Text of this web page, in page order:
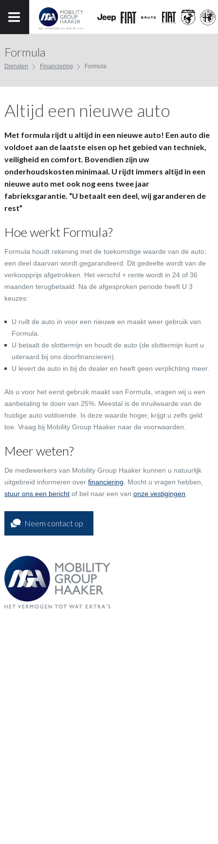
Formula
Diensten Financiering Formula
Altijd een nieuwe auto
Met formula rijdt u altijd in een nieuwe auto! Een auto die
voldoet aan de laatste eisen op het gebied van techniek,
veiligheid en comfort. Bovendien zijn uw
onderhoudskosten minimaal. U rijdt immers altijd in een
nieuwe auto met ook nog eens twee jaar
fabrieksgarantie. “U betaalt een deel, wij garanderen de
rest”
Hoe werkt Formula?
Formula houdt rekening met de toekomstige waarde van de auto;
een deel daarvan wordt gegarandeerd. Dit gedeelte wordt van de
verkoopprijs afgetrokken. Het verschil + rente wordt in 24 of 36
maanden terugbetaald. Na de afgesproken periode heeft U 3
keuzes:
U ruilt de auto in voor een nieuwe en maakt weer gebruik van
Formula.
U betaalt de slottermijn en houdt de auto (de slottermijn kunt u
uiteraard bij ons doorfinancieren).
U levert de auto in bij de dealer en heeft geen verplichting meer.
Als u voor het eerst gebruik maakt van Formula, vragen wij u een
aanbetaling te doen van 25%. Meestal is de inruilwaarde van de
huidige auto voldoende. Is deze waarde hoger, krijgt u zelfs geld
toe. Vraag bij Mobility Group Haaker naar de voorwaarden.
Meer weten?
De medewerkers van Mobility Group Haaker kunnen u natuurlijk
uitgebreid informeren over financiering . Mocht u vragen hebben,
stuur ons een berichtof bel naar een van onze vestigingen
Neem contact op